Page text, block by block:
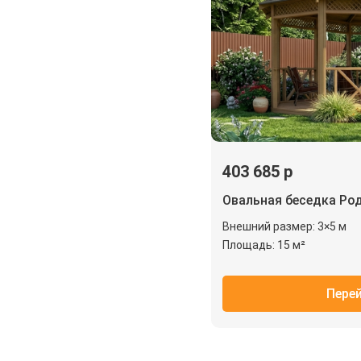
403 685 р
Овальная беседка
Внешний размер: 3×5 м
Площадь: 15 м²